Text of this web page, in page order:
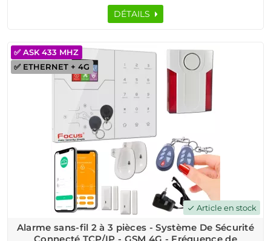
Le pack inclut une centrale HA-VGT, des détecteurs
d'ouverture, un détecteur de mouvement, une sirène
Contrôlez votre alarme connectée via l'application
iOS/Android et recevez des notifications en temps réel.
Sécurisez dès maintenant votre domicile avec notre alarme
sans-fil connectée 4G et profitez de la qualité professionnelle
à prix compétitif.
DÉTAILS
check Article en stock
✅ ETHERNET + 4G
✅ ASK 433 MHZ
Alarme sans-fil 2 à 3 pièces - Système De Sécurité
Connecté TCP/IP - GSM 4G - Fréquence de